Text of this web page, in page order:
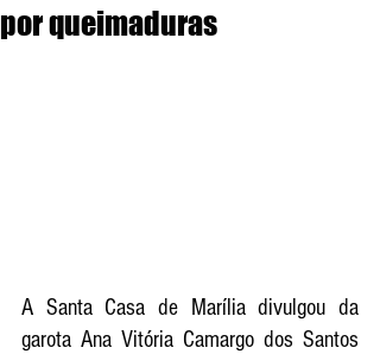
por queimaduras
A Santa Casa de Marília divulgou da
garota Ana Vitória Camargo dos Santos